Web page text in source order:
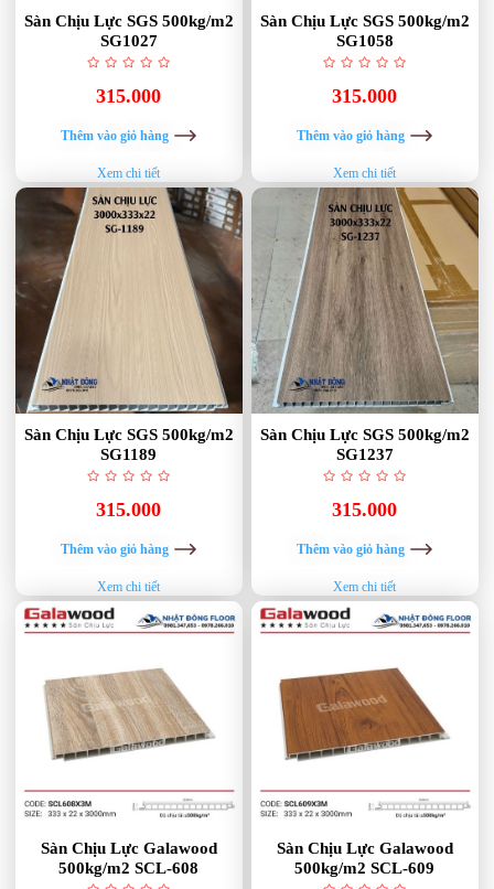
Sàn Chịu Lực SGS 500kg/m2
SG1027
315.000
Thêm vào giỏ hàng
Xem chi tiết
Sàn Chịu Lực SGS 500kg/m2
SG1058
315.000
Thêm vào giỏ hàng
Xem chi tiết
Sàn Chịu Lực SGS 500kg/m2
SG1189
315.000
Thêm vào giỏ hàng
Xem chi tiết
Sàn Chịu Lực SGS 500kg/m2
SG1237
315.000
Thêm vào giỏ hàng
Xem chi tiết
Sàn Chịu Lực Galawood
500kg/m2 SCL-608
Sàn Chịu Lực Galawood
500kg/m2 SCL-609